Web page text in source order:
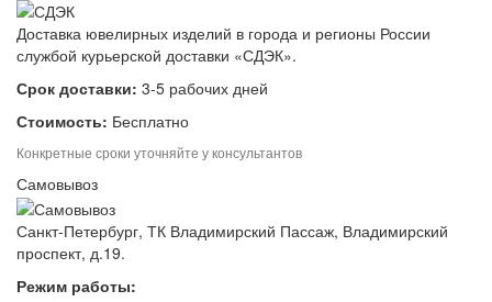
Доставка ювелирных изделий в города и регионы России
службой курьерской доставки «СДЭК».
Срок доставки: 3-5 рабочих дней
Стоимость: Бесплатно
Конкретные сроки уточняйте у консультантов
Самовывоз
Санкт-Петербург, ТК Владимирский Пассаж, Владимирский
проспект, д.19.
Режим работы: